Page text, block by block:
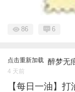
86 6
点击重新加载 醉梦无
4 天前
【每日一油】打